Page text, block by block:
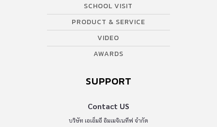
SCHOOL VISIT
PRODUCT & SERVICE
VIDEO
AWARDS
SUPPORT
Contact US
บริษัท เอเอ็มอี อิมเมจิเนทีฟ จำกัด